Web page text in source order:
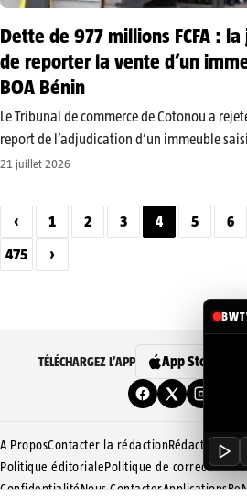
Dette de 977 millions FCFA :
de reporter la vente d’un
BOA Bénin
Le Tribunal de commerce de Cotonou a
report de l’adjudication d’un immeuble
Bénin dans le cadre du recouvrement d’une
21 juillet 2026
‹ 1 2 3 4 5 6
475 ›
TÉLÉCHARGEZ L’APP App Store
A ProposContacter la rédactionRédaction
Politique éditorialePolitique de correction
ConfidentialitéNous ContacterApplications